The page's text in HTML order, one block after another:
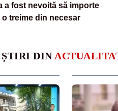
a fost nevoită să importe
treime din necesar
DIN